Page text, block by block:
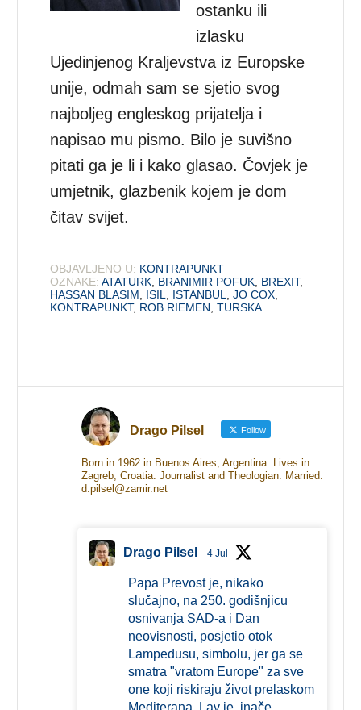
ostanku ili
izlasku
Ujedinjenog Kraljevstva iz Europske
unije, odmah sam se sjetio svog
najboljeg engleskog prijatelja i
napisao mu pismo. Bilo je suvišno
pitati ga je li i kako glasao. Čovjek je
umjetnik, glazbenik kojem je dom
čitav svijet.
OBJAVLJENO U: KONTRAPUNKT
OZNAKE: ATATURK BRANIMIR POFUK BREXIT,
HASSAN BLASIM
ISIL ISTANBUL ,JO COX
KONTRAPUNKT, ROB RIEMEN ,TURSKA
Drago Pilsel Follow
Born in 1962 in Buenos Aires, Argentina. Lives in
Zagreb, Croatia. Journalist and Theologian. Married.
d.pilsel@zamir.net
Drago Pilsel 4 Jul
Papa Prevost je, nikako
slučajno, na 250. godišnjicu
osnivanja SAD-a i Dan
neovisnosti, posjetio otok
Lampedusu, simbolu, jer ga se
smatra "vratom Europe" za sve
one koji riskiraju život prelaskom
Mediterana. Lav je, inače,